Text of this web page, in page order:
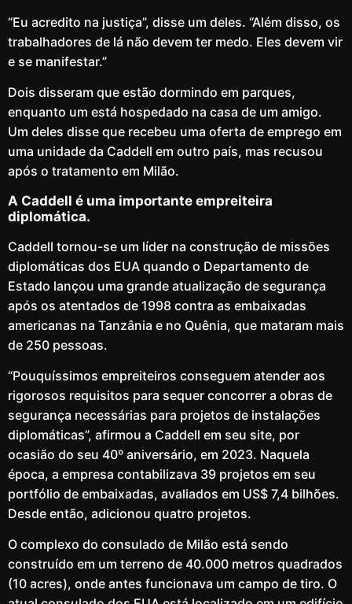
“Eu acredito na justiça”, disse um deles. “Além disso, os
trabalhadores de lá não devem ter medo. Eles devem vir
e se manifestar.”
Dois disseram que estão dormindo em parques,
enquanto um está hospedado na casa de um amigo.
Um deles disse que recebeu uma oferta de emprego em
uma unidade da Caddell em outro país, mas recusou
após o tratamento em Milão.
A Caddell é uma importante empreiteira
diplomática.
Caddell tornou-se um líder na construção de missões
diplomáticas dos EUA quando o Departamento de
Estado lançou uma grande atualização de segurança
após os atentados de 1998 contra as embaixadas
americanas na Tanzânia e no Quênia, que mataram mais
de 250 pessoas.
“Pouquíssimos empreiteiros conseguem atender aos
rigorosos requisitos para sequer concorrer a obras de
segurança necessárias para projetos de instalações
diplomáticas”, afirmou a Caddell em seu site, por
ocasião do seu 40º aniversário, em 2023. Naquela
época, a empresa contabilizava 39 projetos em seu
portfólio de embaixadas, avaliados em US$ 7,4 bilhões.
Desde então, adicionou quatro projetos.
O complexo do consulado de Milão está sendo
construído em um terreno de 40.000 metros quadrados
(10 acres), onde antes funcionava um campo de tiro. O